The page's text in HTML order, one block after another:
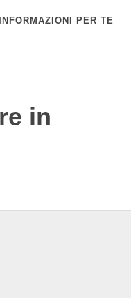
INFORMAZIONI PER TE
in